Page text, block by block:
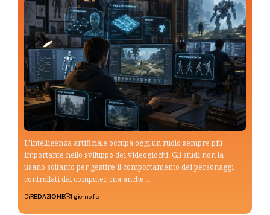
L'intelligenza artificiale occupa oggi un ruolo sempre più
importante nello sviluppo dei videogiochi. Gli studi non la
usano soltanto per gestire il comportamento dei personaggi
controllati dal computer, ma anche…
DiREDAZIONE 1 giorno fa